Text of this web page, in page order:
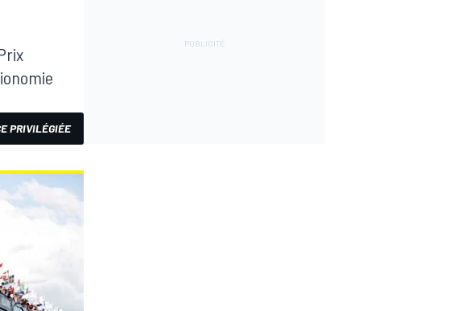
PRIVILÉGIÉE